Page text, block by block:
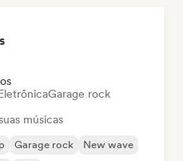
Garage rock
músicas
Garage rock
New wave